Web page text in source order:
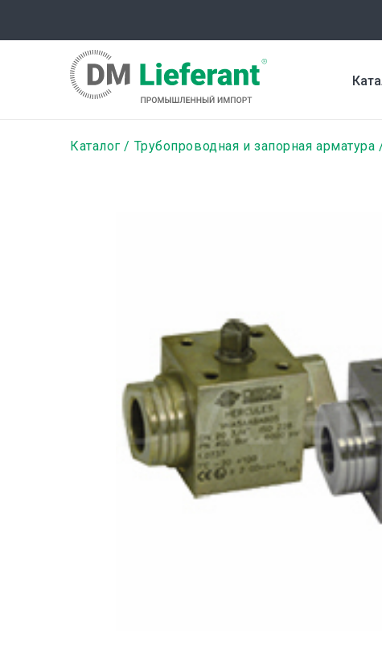
содержанию
Строка
Каталог Трубопроводная и запорная арматура